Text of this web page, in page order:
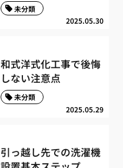
2025.05.30
未分類
和式洋式化工事で後悔
しない注意点
2025.05.29
未分類
引っ越し先での洗濯機